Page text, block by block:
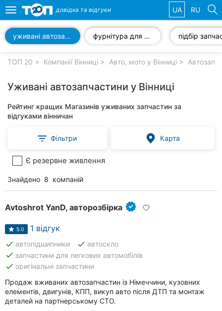
компанії
Популярні
рубрики:
Стоматології
Ветеринарні
Приватні
клініки
Автошколи
Ресторани
Всі
Toggle
navigation
довідка та відгуки UA RU
фурнітура для автомобілів
уживані автозапчастини
ТОП 20 Компанії Вінниці Авто, мото у Вінниці
Уживані автозапчастини у Вінниці
Рейтинг кращих Магазинів уживаних запчастин за
відгуками вінничан
Фільтри Карта
Є резервне живлення
Знайдено 8 компаній
Avtoshrot YanD, авторозбірка
5.0 1 відгук
done автопідшипники done автоскло
done запчастини для легкових автомобілів
done оригінальні запчастини
Продаж вживаних автозапчастин із Німеччини, кузовних
елементів, двигунів, КПП, викуп авто після ДТП та монтаж
деталей на партнерському СТО.